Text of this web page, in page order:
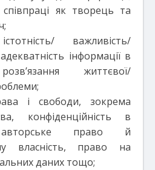
співпраці як творець та
важливість/
інформації в
життєвої/
і свободи, зокрема
конфіденційність в
авторське право й
власність, право на
даних тощо;